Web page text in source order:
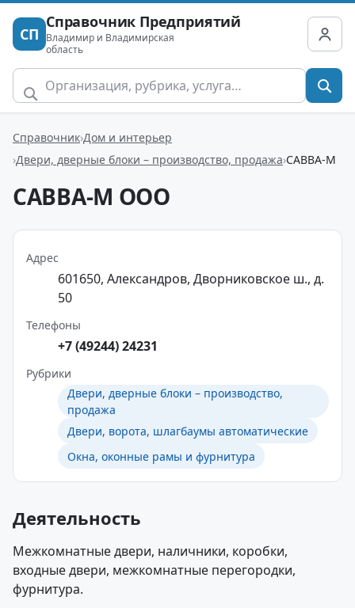
СП
Справочник Предприятий
Владимир и Владимирская
область
Справочник Дом и интерьер
Двери, дверные блоки – производство, продажа САВВА-М
САВВА-М ООО
Адрес
601650, Александров, Дворниковское ш., д.
50
Телефоны
+7 (49244) 24231
Рубрики
Двери, дверные блоки – производство,
продажа
Двери, ворота, шлагбаумы автоматические
Окна, оконные рамы и фурнитура
Деятельность
Межкомнатные двери, наличники, коробки,
входные двери, межкомнатные перегородки,
фурнитура.